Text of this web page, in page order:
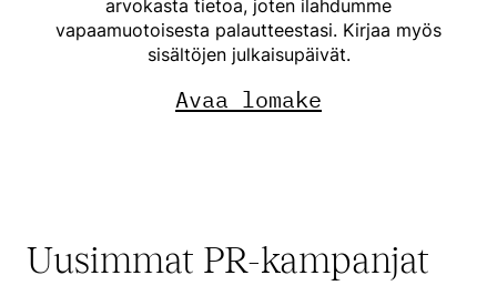
arvokasta tietoa, joten ilahdumme
vapaamuotoisesta palautteestasi. Kirjaa myös
sisältöjen julkaisupäivät.
Avaa lomake
Uusimmat PR-kampanjat